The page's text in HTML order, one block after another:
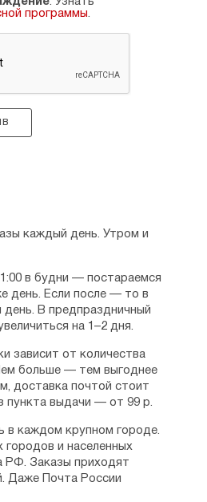
программы.
потом ту, которую
не возникает. легко
ладана, поверхность очень
рекомендую ставить ее,
спасибо зернам за
цвет не тёмный,
упакована.
каждый день. Утром и
в будни — постараемся
день. Если после — то в
В предпраздничный
на 1–2 дня.
зависит от количества
больше — тем выгоднее
доставка почтой стоит
пункта выдачи — от 99 р.
в каждом крупном городе.
городов и населенных
РФ. Заказы приходят
Даже Почта России